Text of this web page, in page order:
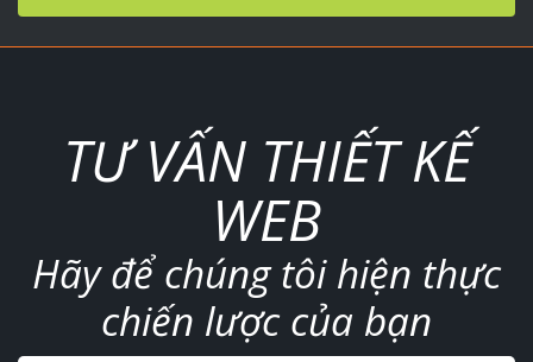
TƯ VẤN THIẾT KẾ
WEB
Hãy để chúng tôi hiện thực
chiến lược của bạn